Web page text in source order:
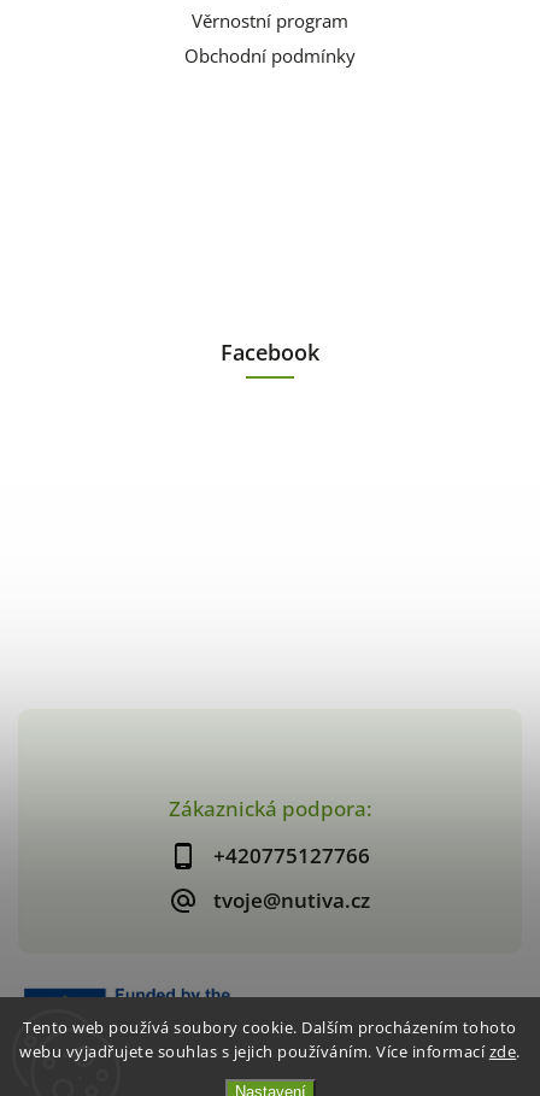
Tento web používá soubory cookie. Dalším procházením tohoto
webu vyjadřujete souhlas s jejich používáním. Více informacízde.
Nastavení
Zákaznická podpora:
+420775127766
tvoje@nutiva.cz
Věrnostní program
Obchodní podmínky
Facebook